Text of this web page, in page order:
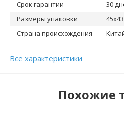
Срок гарантии
30
Размеры упаковки
Страна происхождения
Все характеристики
Похожие